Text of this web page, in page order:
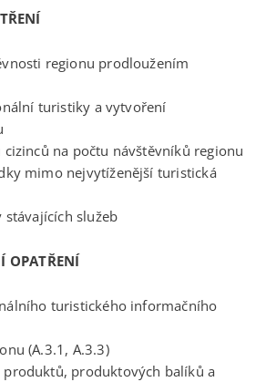
regionu prodloužením
turistiky a vytvoření
na počtu návštěvníků regionu
mimo nejvytíženější turistická
stávajících služeb
OPATŘENÍ
turistického informačního
(A.3.1, A.3.3)
produktů, produktových balíků a